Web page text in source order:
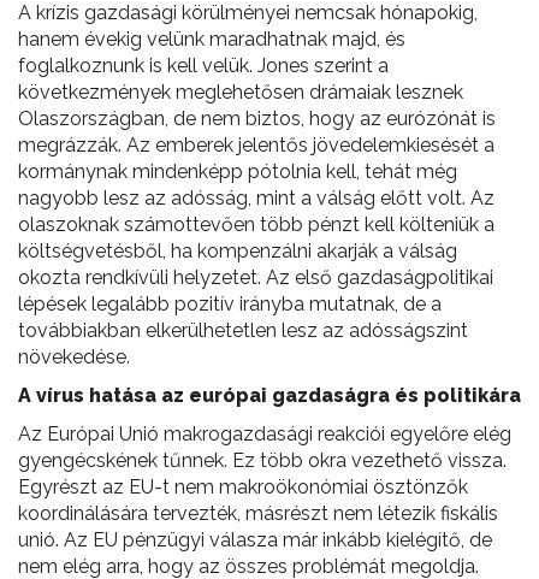
A krízis gazdasági körülményei nemcsak hónapokig,
hanem évekig velünk maradhatnak majd, és
foglalkoznunk is kell velük. Jones szerint a
következmények meglehetősen drámaiak lesznek
Olaszországban, de nem biztos, hogy az eurózónát is
megrázzák. Az emberek jelentős jövedelemkiesését a
kormánynak mindenképp pótolnia kell, tehát még
nagyobb lesz az adósság, mint a válság előtt volt. Az
olaszoknak számottevően több pénzt kell költeniük a
költségvetésből, ha kompenzálni akarják a válság
okozta rendkívüli helyzetet. Az első gazdaságpolitikai
lépések legalább pozitív irányba mutatnak, de a
továbbiakban elkerülhetetlen lesz az adósságszint
növekedése.
A vírus hatása az európai gazdaságra és politikára
Az Európai Unió makrogazdasági reakciói egyelőre elég
gyengécskének tűnnek. Ez több okra vezethető vissza.
Egyrészt az EU-t nem makroökonómiai ösztönzők
koordinálására tervezték, másrészt nem létezik fiskális
unió. Az EU pénzügyi válasza már inkább kielégítő, de
nem elég arra, hogy az összes problémát megoldja.